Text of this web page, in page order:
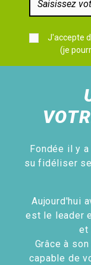
J'accepte
(je
Fondée il y
su fidéliser
Aujourd'hui
est le leader
et
Grâce à
capable de